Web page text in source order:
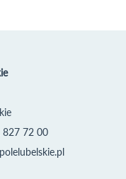
827 72 00